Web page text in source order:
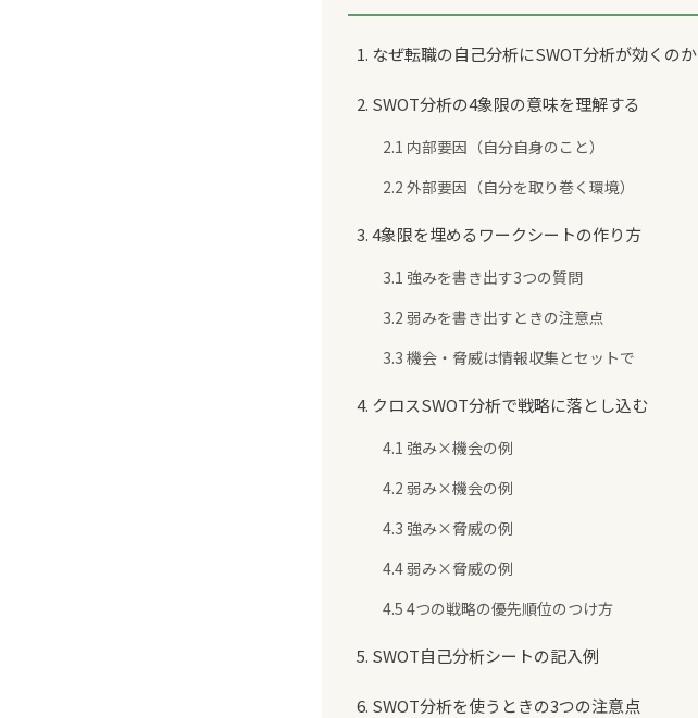
1. なぜ転職の自己分析にSWOT分析が効くのか
2. SWOT分析の4象限の意味を理解する
2.1 内部要因（自分自身のこと）
2.2 外部要因（自分を取り巻く環境）
3. 4象限を埋めるワークシートの作り方
3.1 強みを書き出す3つの質問
3.2 弱みを書き出すときの注意点
3.3 機会・脅威は情報収集とセットで
4. クロスSWOT分析で戦略に落とし込む
4.1 強み×機会の例
4.2 弱み×機会の例
4.3 強み×脅威の例
4.4 弱み×脅威の例
4.5 4つの戦略の優先順位のつけ方
5. SWOT自己分析シートの記入例
6. SWOT分析を使うときの3つの注意点